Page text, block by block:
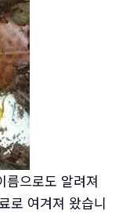
름으로도 알려져
로 여겨져 왔습니